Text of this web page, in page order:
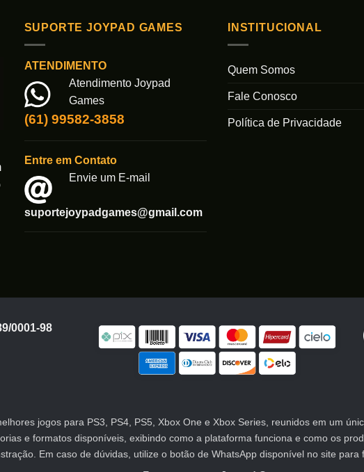
SUPORTE JOYPAD GAMES
ATENDIMENTO
Atendimento Joypad
Games
(61) 99582-3858
Entre em Contato
Envie um E-mail
suportejoypadgames@gmail.com
INSTITUCIONAL
Quem Somos
Fale Conosco
Política de Privacidade
0001-98
jogos para PS3, PS4, PS5, Xbox One e Xbox Series, reunidos em um
e formatos disponíveis, exibindo como a plataforma funciona e como os
Em caso de dúvidas, utilize o botão de WhatsApp disponível no site para